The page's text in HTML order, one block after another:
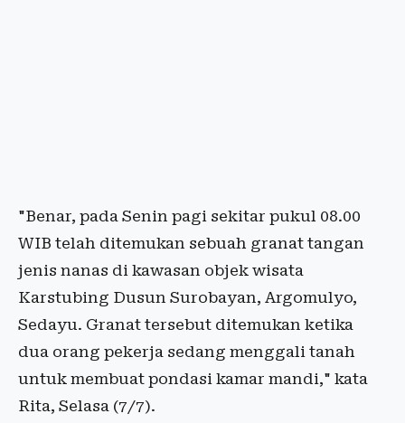
"Benar, pada Senin pagi sekitar pukul 08.00
WIB telah ditemukan sebuah granat tangan
jenis nanas di kawasan objek wisata
Karstubing Dusun Surobayan, Argomulyo,
Sedayu. Granat tersebut ditemukan ketika
dua orang pekerja sedang menggali tanah
untuk membuat pondasi kamar mandi," kata
Rita, Selasa (7/7).